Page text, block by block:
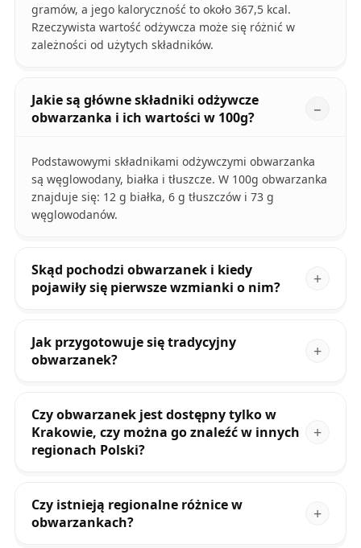
gramów, a jego kaloryczność to około 367,5 kcal.
Rzeczywista wartość odżywcza może się różnić w
zależności od użytych składników.
Jakie są główne składniki odżywcze
obwarzanka i ich wartości w 100g?
Podstawowymi składnikami odżywczymi obwarzanka
są węglowodany, białka i tłuszcze. W 100g obwarzanka
znajduje się: 12 g białka, 6 g tłuszczów i 73 g
węglowodanów.
Skąd pochodzi obwarzanek i kiedy
pojawiły się pierwsze wzmianki o nim?
Jak przygotowuje się tradycyjny
obwarzanek?
Czy obwarzanek jest dostępny tylko w
Krakowie, czy można go znaleźć w innych
regionach Polski?
Czy istnieją regionalne różnice w
obwarzankach?